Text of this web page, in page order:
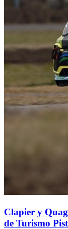
Clapier y
de Turismo